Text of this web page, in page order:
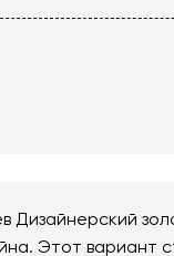
Этот вариант